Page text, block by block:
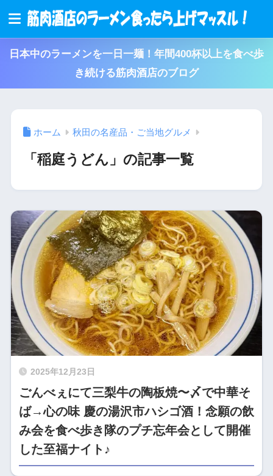
日本中のラーメンを一日一麺！年間400杯以上を食べ歩
き続ける筋肉酒店のブログ
ホーム 秋田の名産品・ご当地グルメ
「稲庭うどん」の記事一覧
2025年12月23日
ごんべぇにて三梨牛の陶板焼〜〆で中華そ
ば→心の味 慶の湯沢市ハシゴ酒！念願の飲
み会を食べ歩き隊のプチ忘年会として開催
した至福ナイト♪